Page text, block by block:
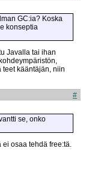
GC:ia? Koska
konseptia
Javalla tai ihan
teet kääntäjän, niin
#
se, onko
osaa tehdä free:tä.